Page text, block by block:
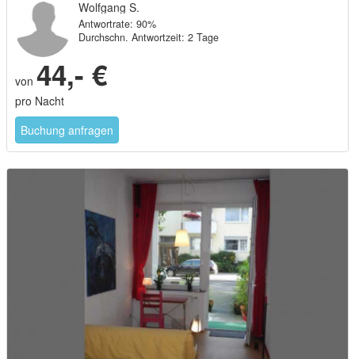
Wolfgang S.
Antwortrate: 90%
Durchschn. Antwortzeit: 2 Tage
von 44,- €
pro Nacht
Buchung anfragen